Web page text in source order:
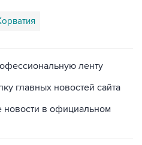
ленту
главных новостей сайта
новости в официальном